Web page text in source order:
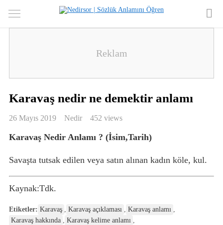
Karavaş nedir ne demektir anlamı
26 Mayıs 2019 Nedir 452 views
Karavaş Nedir Anlamı ? (İsim,Tarih)
Savaşta tutsak edilen veya satın alınan kadın köle, kul.
Kaynak:Tdk.
Etiketler: Karavaş , Karavaş açıklaması , Karavaş anlamı ,
Karavaş hakkında , Karavaş kelime anlamı ,